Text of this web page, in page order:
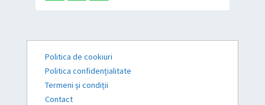
Politica de cookiuri
Politica confidențialitate
Termeni și condiții
Contact